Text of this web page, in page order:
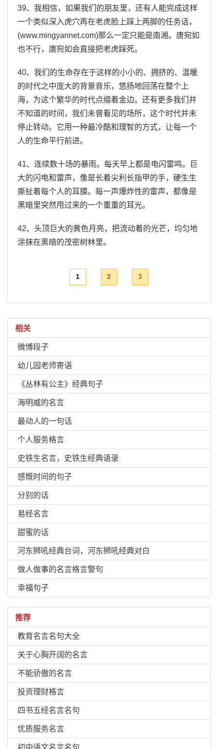
39、我相信，如果我们的朋友里，还有人能完成这样
一个类似深入虎穴再在老虎脸上踩上两脚的任务话，
(www.mingyannet.com)那么一定只能是南湘。唐宛如
也不行，唐宛如会直接把老虎踩死。
40、我们的生命存在于这样的小小的、拥挤的、温暖
的时代之中庞大的背景音乐，悠扬地回荡在整个上
海，为这个繁华的时代点缀着金边。还有更多我们并
不知道的时间，我们未曾看见的场所，这个时代并未
停止转动。它用一种最冷酷和理智的方式，让每一个
人的生命平行前进。
41、连续数十场的暴雨。每天早上都是电闪雷鸣。巨
大的闪电和雷声，像是长着尖利长指甲的手，硬生生
撕扯着每个人的耳膜。每一声爆炸性的雷声，都像是
黑暗里突然甩过来的一个重重的耳光。
42、头顶巨大的黄色月亮，把流动着的光芒，均匀地
涂抹在黑暗的茂密树林里。
1 2 3
相关
微博段子
幼儿园老师寄语
《丛林有公主》经典句子
海明威的名言
最动人的一句话
个人服务格言
史铁生名言，史铁生经典语录
感慨时间的句子
分别的话
易经名言
甜蜜的话
河东狮吼经典台词，河东狮吼经典对白
做人做事的名言格言警句
幸福句子
推荐
教育名言名句大全
关于心胸开阔的名言
不能骄傲的名言
投资理财格言
四书五经名言名句
优质服务名言
初中语文名言名句